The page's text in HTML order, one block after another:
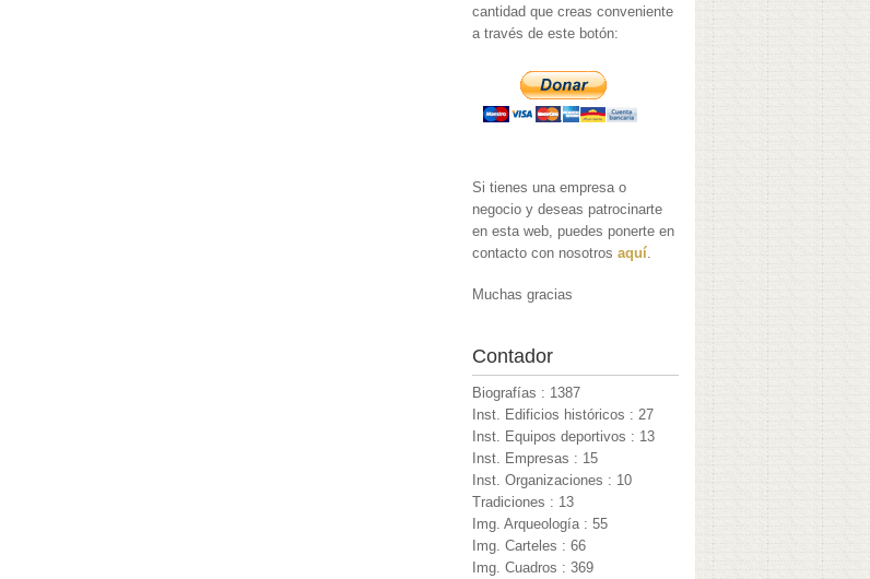
cantidad que creas conveniente
a través de este botón:
Si tienes una empresa o
negocio y deseas patrocinarte
en esta web, puedes ponerte en
contacto con nosotrosaquí.
Muchas gracias
Contador
Biografías : 1387
Inst. Edificios históricos : 27
Inst. Equipos deportivos : 13
Inst. Empresas : 15
Inst. Organizaciones : 10
Tradiciones : 13
Img. Arqueología : 55
Img. Carteles : 66
Img. Cuadros : 369